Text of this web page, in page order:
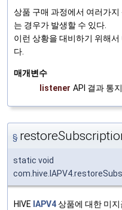
상품 구매 과정에서 여러가
는 경우가 발생할 수 있다.
이런 상황을 대비하기 위해
다.
매개변수
listener API 결과 통지
§
static void
HIVE IAPV4상품에 대한 미